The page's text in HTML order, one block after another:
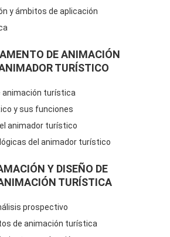
y ámbitos de aplicación
DE ANIMACIÓN
TURÍSTICO
animación turística
y sus funciones
animador turístico
del animador turístico
Y DISEÑO DE
TURÍSTICA
prospectivo
de animación turística